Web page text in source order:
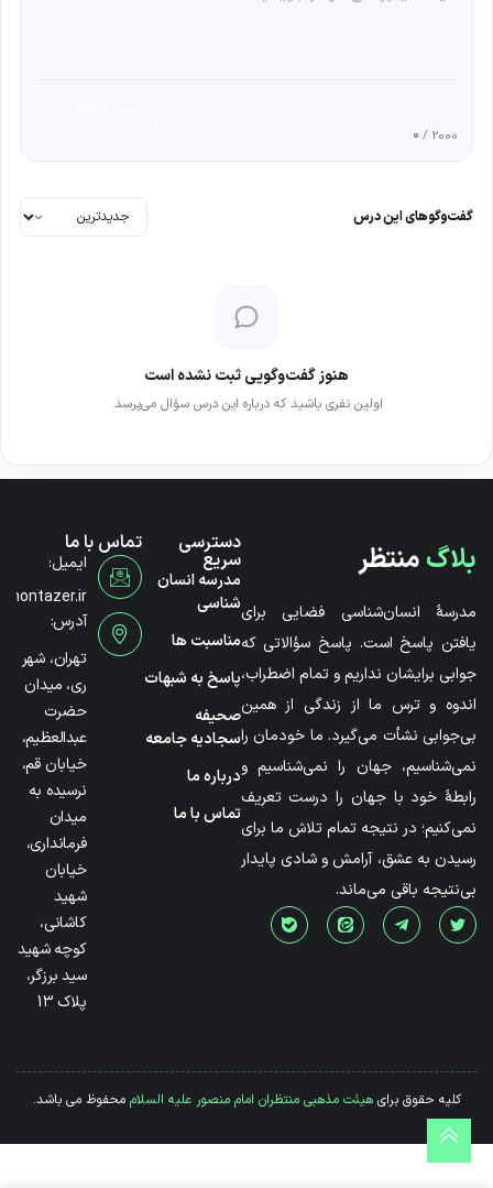
0 / 2000
گفت‌وگوهای این درس
هنوز گفت‌وگویی ثبت نشده است
اولین نفری باشید که درباره این درس سؤال می‌پرسد.
بلاگمنتظر
مدرسۀ انسان‌شناسی فضایی برای
یافتن پاسخ است. پاسخ سؤالاتی که
جوابی برایشان نداریم و تمام اضطراب،
اندوه و ترس ما از زندگی از همین
بی‌جوابی نشأت می‌گیرد. ما خودمان را
نمی‌شناسیم، جهان را نمی‌شناسیم و
رابطۀ خود با جهان را درست تعریف
نمی‌کنیم؛ در نتیجه تمام تلاش ما برای
رسیدن به عشق، آرامش و شادی پایدار
بی‌نتیجه باقی می‌ماند.
دسترسی
سریع
مدرسه انسان
شناسی
مناسبت ها
پاسخ به شبهات
صحیفه
سجادیه جامعه
درباره ما
تماس با ما
تماس با ما
ایمیل:
آدرس:
تهران، شهر
ری، میدان
حضرت
عبدالعظیم،
خیابان قم،
نرسیده به
میدان
فرمانداری،
خیابان
شهید
کاشانی،
کوچه شهید
سید برزگر،
پلاک 13
کلیه حقوق برایهیئت مذهبی منتظران امام منصور علیه السلاممحفوظ می باشد.